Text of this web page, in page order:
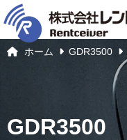
ホーム GDR3500
GDR3500